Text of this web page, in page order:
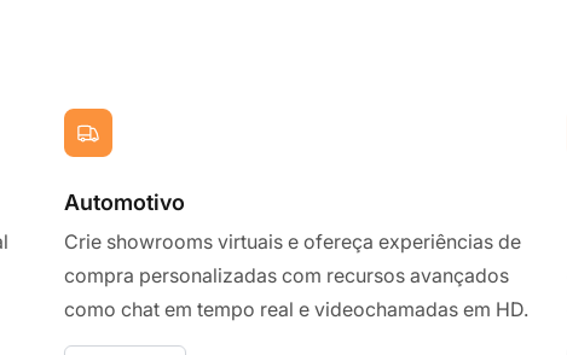
Automotivo
Crie showrooms virtuais e ofereça experiências de
compra personalizadas com recursos avançados
como chat em tempo real e videochamadas em HD.